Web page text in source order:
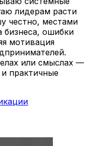
лидерам расти
честно, местами
бизнеса, ошибки
мотивация
или смыслах —
практичные